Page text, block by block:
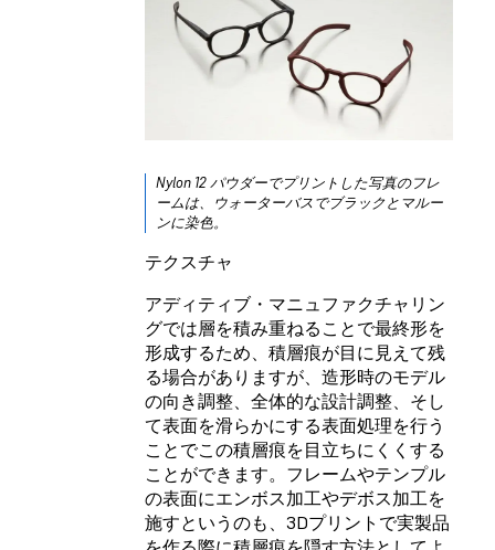
Nylon 12 パウダーでプリントした写真のフレ
ームは、ウォーターバスでブラックとマルー
ンに染色。
テクスチャ
アディティブ・マニュファクチャリン
グでは層を積み重ねることで最終形を
形成するため、積層痕が目に見えて残
る場合がありますが、造形時のモデル
の向き調整、全体的な設計調整、そし
て表面を滑らかにする表面処理を行う
ことでこの積層痕を目立ちにくくする
ことができます。フレームやテンプル
の表面にエンボス加工やデボス加工を
施すというのも、3Dプリントで実製品